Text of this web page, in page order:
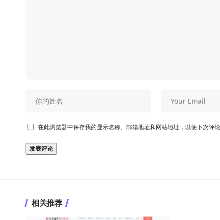
在此浏览器中保存我的显示名称、邮箱地址和网站地址，以便下次评论
相关推荐